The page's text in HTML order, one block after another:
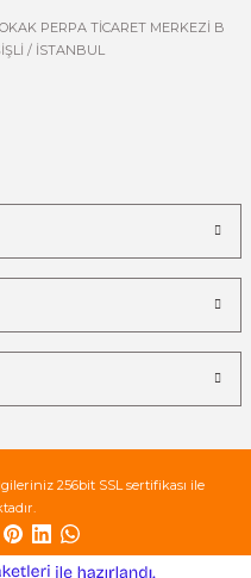
PERPA TİCARET MERKEZİ B
/ İSTANBUL
256bit SSL sertifikası ile
e-